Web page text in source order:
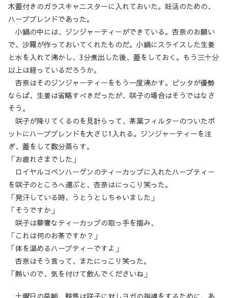
木蓋付きのガラスキャニスターに入れておいた。妊活のための、
ハーブブレンドであった。
小鍋の中には、ジンジャーティーができている。杏奈のお願い
で、沙羅が作っておいてくれたものだ。小鍋にスライスした生姜
と水を入れて沸かし、3分煮出した後、蓋をしておく。もう三十分
以上は経っているだろうか。
杏奈はそのジンジャーティーをもう一度沸かす。ピッタが優勢
ならば、生姜は省略すべきだったが、咲子の場合はそうではなさ
そう。
咲子が降りてくるのを見計らって、茶葉フィルターのついたポ
ットにハーブブレンドを大さじ1入れる。ジンジャーティーを注
ぎ、蓋をして数分蒸らす。
「お疲れさまでした」
ロイヤルコペンハーゲンのティーカップに入れたハーブティー
を咲子のところへ運ぶと、杏奈はにっこり笑った。
「発汗している時、うとうとしちゃいました」
「そうですか」
咲子は華奢なティーカップの取っ手を掴み、
「これは何のお茶ですか？」
「体を温めるハーブティーですよ」
杏奈はそう言って、またにっこり笑った。
「熱いので、気を付けて飲んでくださいね」